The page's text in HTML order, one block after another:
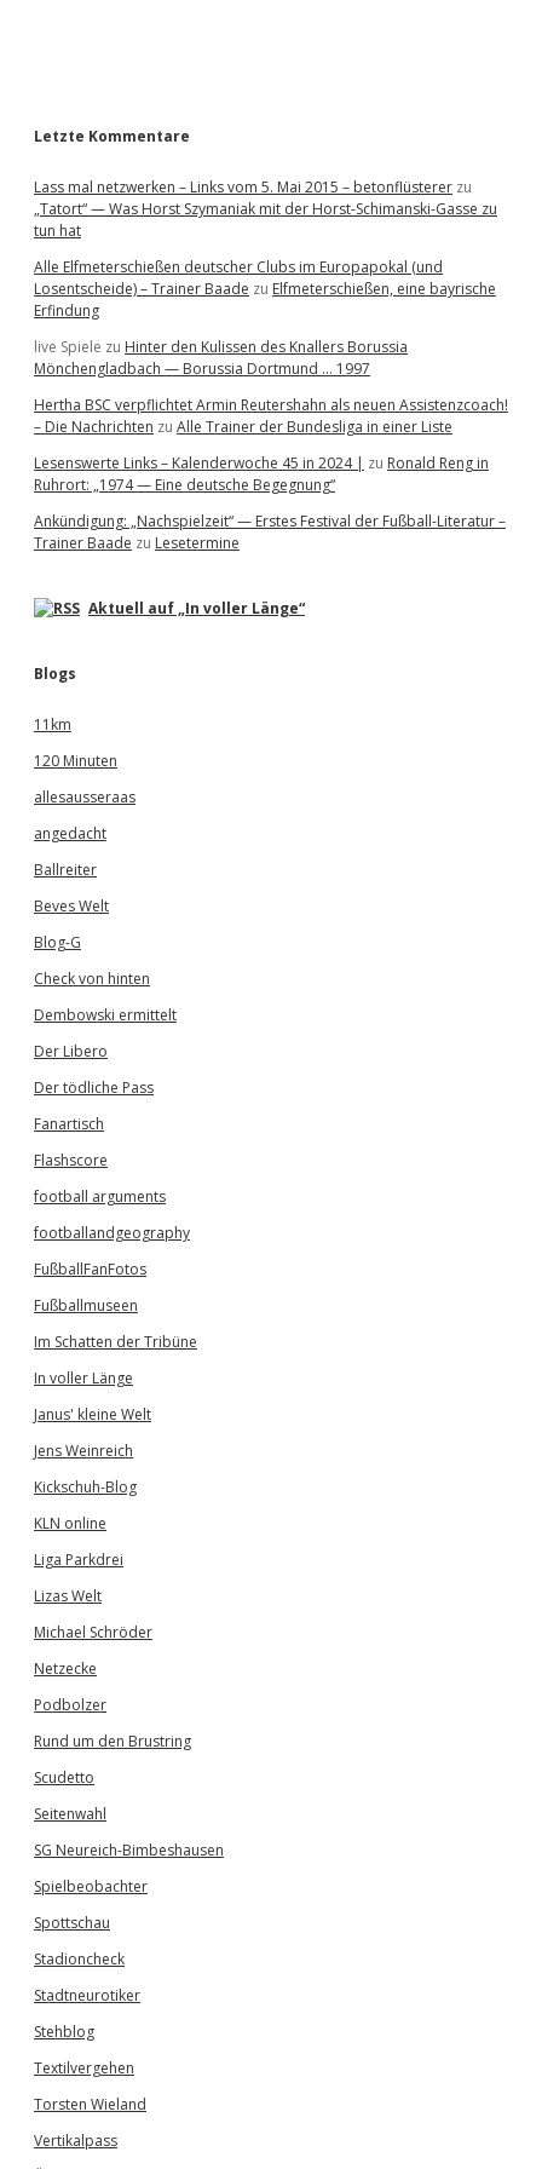
Letzte Kommentare
Lass mal netzwerken – Links vom 5. Mai 2015 – betonflüsterer zu
„Tatort“ — Was Horst Szymaniak mit der Horst-Schimanski-Gasse zu
tun hat
Alle Elfmeterschießen deutscher Clubs im Europapokal (und
Losentscheide) – Trainer Baade zu Elfmeterschießen, eine bayrische
Erfindung
live Spiele zu Hinter den Kulissen des Knallers Borussia
Mönchengladbach — Borussia Dortmund … 1997
Hertha BSC verpflichtet Armin Reutershahn als neuen Assistenzcoach!
– Die Nachrichten zu Alle Trainer der Bundesliga in einer Liste
Lesenswerte Links – Kalenderwoche 45 in 2024 | zu Ronald Reng in
Ruhrort: „1974 — Eine deutsche Begegnung“
Ankündigung: „Nachspielzeit“ — Erstes Festival der Fußball-Literatur –
Trainer Baade zu Lesetermine
Aktuell auf „In voller Länge“
Blogs
11km
120 Minuten
allesausseraas
angedacht
Ballreiter
Beves Welt
Blog-G
Check von hinten
Dembowski ermittelt
Der Libero
Der tödliche Pass
Fanartisch
Flashscore
football arguments
footballandgeography
FußballFanFotos
Fußballmuseen
Im Schatten der Tribüne
In voller Länge
Janus' kleine Welt
Jens Weinreich
Kickschuh-Blog
KLN online
Liga Parkdrei
Lizas Welt
Michael Schröder
Netzecke
Podbolzer
Rund um den Brustring
Scudetto
Seitenwahl
SG Neureich-Bimbeshausen
Spielbeobachter
Spottschau
Stadioncheck
Stadtneurotiker
Stehblog
Textilvergehen
Torsten Wieland
Vertikalpass